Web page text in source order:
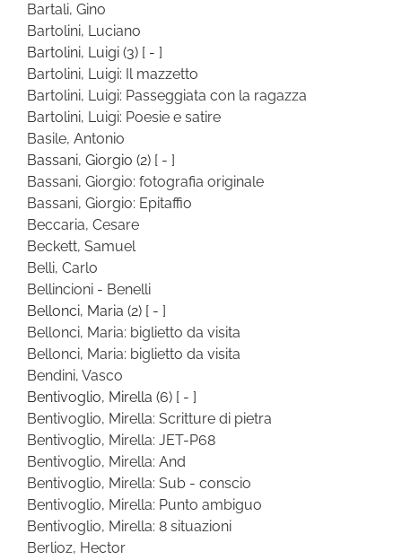
Bartali, Gino
Bartolini, Luciano
Bartolini, Luigi (3) [ - ]
Bartolini, Luigi: Il mazzetto
Bartolini, Luigi: Passeggiata con la ragazza
Bartolini, Luigi: Poesie e satire
Basile, Antonio
Bassani, Giorgio (2) [ - ]
Bassani, Giorgio: fotografia originale
Bassani, Giorgio: Epitaffio
Beccaria, Cesare
Beckett, Samuel
Belli, Carlo
Bellincioni - Benelli
Bellonci, Maria (2) [ - ]
Bellonci, Maria: biglietto da visita
Bellonci, Maria: biglietto da visita
Bendini, Vasco
Bentivoglio, Mirella (6) [ - ]
Bentivoglio, Mirella: Scritture di pietra
Bentivoglio, Mirella: JET-P68
Bentivoglio, Mirella: And
Bentivoglio, Mirella: Sub - conscio
Bentivoglio, Mirella: Punto ambiguo
Bentivoglio, Mirella: 8 situazioni
Berlioz, Hector